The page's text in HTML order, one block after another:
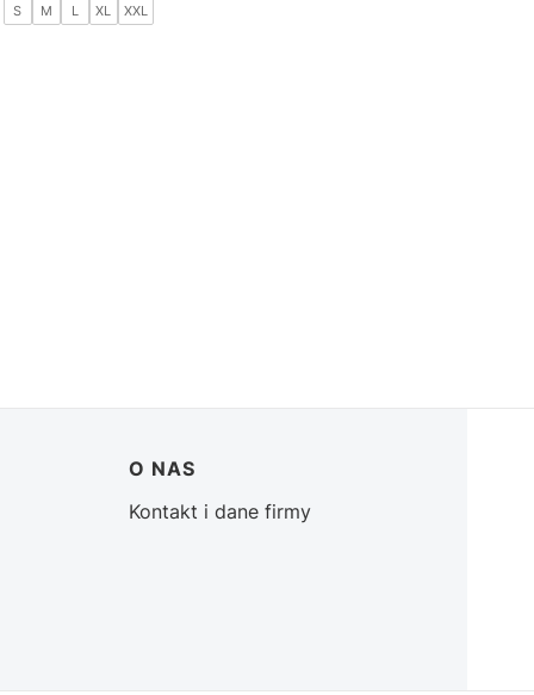
S M L XL XXL
O NAS
Kontakt i dane firmy